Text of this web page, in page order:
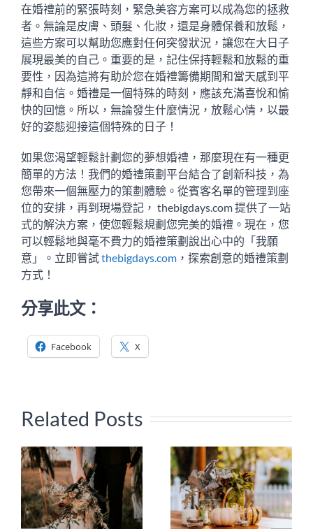
在婚禮前的緊張時刻，緊急美容方案可以成為您的拯救
者。無論是皮膚、頭髮、化妝，還是身體保養和放鬆，
這些方案可以幫助您應對任何突發狀況，讓您在大日子
展現最美的自己。重要的是，記住保持輕鬆和放鬆的重
要性，因為這將有助於您在婚禮籌備期間和當天感到平
靜和自信。婚禮是一個特殊的時刻，應該充滿喜悅和愉
快的回憶。所以，無論發生什麼情況，放鬆心情，以最
好的姿態迎接這個特殊的日子！
如果您渴望輕鬆計劃您的夢想婚禮，那麼現在有一種更
簡單的方法！我們的婚禮策劃平台結合了創新科技，為
您帶來一個無壓力的策劃體驗。從賓客名單的管理到座
位的安排，再到現場登記， thebigdays.com 提供了一站
式的解決方案，使您輕鬆規劃您完美的婚禮。現在，您
可以輕鬆地與毫不費力的婚禮策劃說出心中的「我願
意」。立即嘗試thebigdays.com ，探索創意的婚禮策劃
方式！
分享此文：
Facebook X
Related Posts